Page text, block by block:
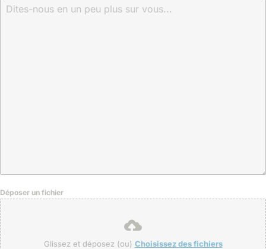
Déposer un fichier
Glissez et déposez (ou) Choisissez des fichiers